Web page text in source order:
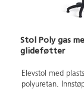
Stol Poly gas
glideføtter
Elevstol med
polyuretan.